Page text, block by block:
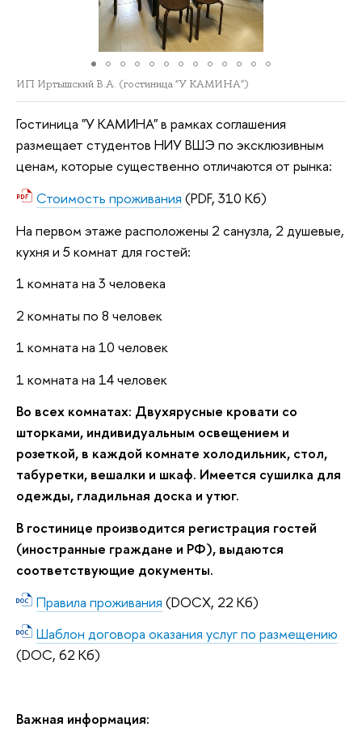
ИП Иртышский В.А. (гостиница "У КАМИНА")
Гостиница "У КАМИНА" в рамках соглашения
размещает студентов НИУ ВШЭ по эксклюзивным
ценам, которые существенно отличаются от рынка:
Стоимость проживания (PDF, 310 Кб)
На первом этаже расположены 2 санузла, 2 душевые,
кухня и 5 комнат для гостей:
1 комната на 3 человека
2 комнаты по 8 человек
1 комната на 10 человек
1 комната на 14 человек
Во всех комнатах: Двухярусные кровати со
шторками, индивидуальным освещением и
розеткой, в каждой комнате холодильник, стол,
табуретки, вешалки и шкаф. Имеется сушилка для
одежды, гладильная доска и утюг.
В гостинице производится регистрация гостей
(иностранные граждане и РФ), выдаются
соответствующие документы.
Правила проживания (DOCX, 22 Кб)
Шаблон договора оказания услуг по размещению
(DOC, 62 Кб)
Важная информация: